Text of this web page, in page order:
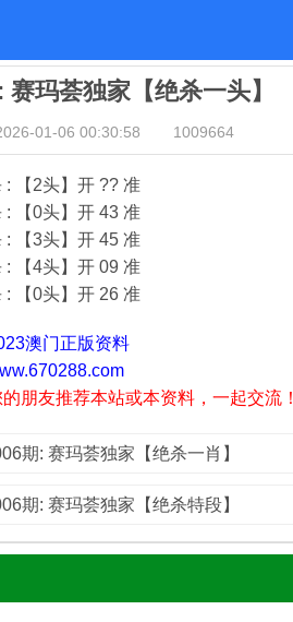
赛玛荟独家【绝杀一头】
01-06 00:30:58 1009664
: 【2头】开 ?? 准
: 【0头】开 43 准
: 【3头】开 45 准
: 【4头】开 09 准
: 【0头】开 26 准
澳门正版资料
朋友推荐本站或本资料，一起交流！
期: 赛玛荟独家【绝杀一肖】
期: 赛玛荟独家【绝杀特段】